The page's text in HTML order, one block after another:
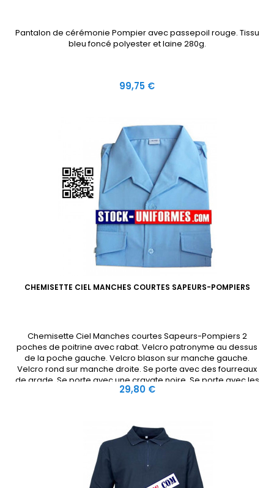
Pantalon de cérémonie Pompier avec passepoil rouge. Tissu
bleu foncé polyester et laine 280g.
Prix
99,75 €
CHEMISETTE CIEL MANCHES COURTES SAPEURS-POMPIERS
Chemisette Ciel Manches courtes Sapeurs-Pompiers 2
poches de poitrine avec rabat. Velcro patronyme au dessus
de la poche gauche. Velcro blason sur manche gauche.
Velcro rond sur manche droite. Se porte avec des fourreaux
de grade. Se porte avec une cravate noire. Se porte avec les
décorations au-dessus de la poche gauche. Se porte avec 3
Prix
29,80 €